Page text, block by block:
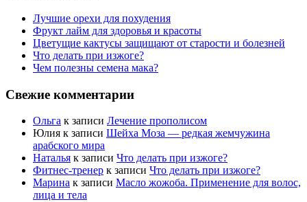
Лучшие орехи для похудения
Фрукт лайм для здоровья и красоты
Цветущие кактусы защищают от старости и болезней
Что делать при изжоге?
Чем полезны семена мака?
Свежие комментарии
Ольга к записи Лечение прополисом
Юлия к записи Шейха Моза — редкая жемчужина
арабского мира
Наталья к записи Что делать при изжоге?
Фитнес-тренер к записи Что делать при изжоге?
Марина к записи Масло жожоба. Применение для волос,
лица и тела